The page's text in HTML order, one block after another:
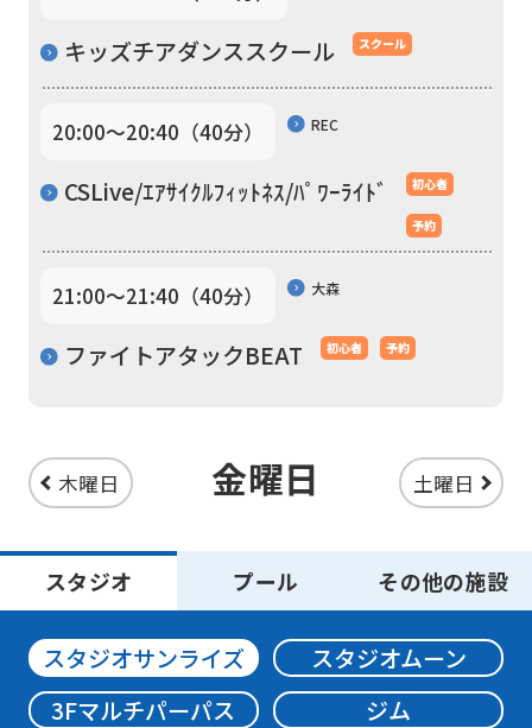
キッズチアダンススクール スクール
20:00〜20:40（40分） REC
CSLive/ｴｱｻｲｸﾙﾌｨｯﾄﾈｽ/ﾊﾟﾜｰﾗｲﾄﾞ 初心者
予約
21:00〜21:40（40分） 大森
ファイトアタックBEAT 初心者 予約
木曜日 金曜日 土曜日
スタジオ プール その他の施設
スタジオサンライズ
スタジオムーン
3Fマルチパーパス
ジム
translation
service,
Japanese
version
of
this
website
be
so
may
not
be
an
accurate